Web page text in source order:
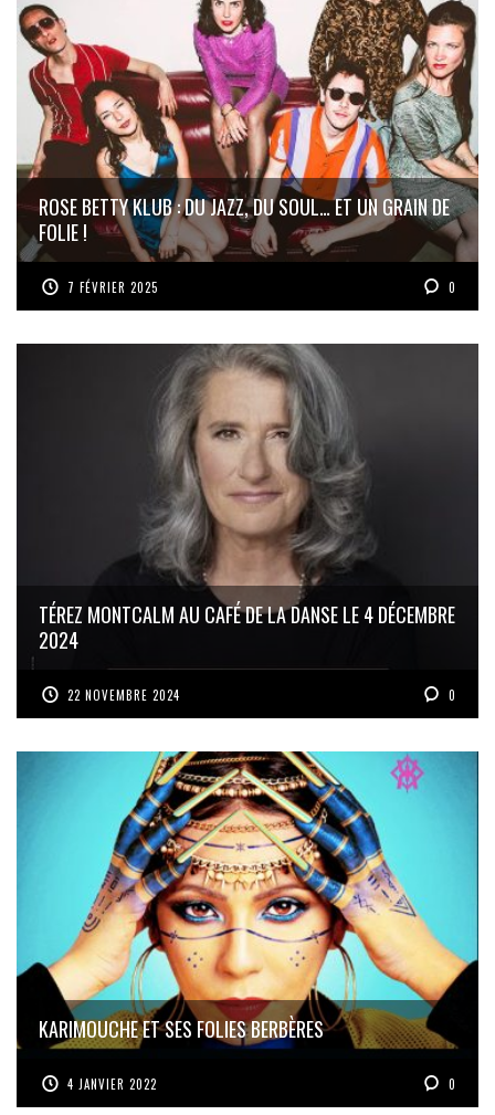
ROSE BETTY KLUB : DU JAZZ, DU SOUL… ET UN GRAIN DE
FOLIE !
7 FÉVRIER 2025 0
TÉREZ MONTCALM AU CAFÉ DE LA DANSE LE 4 DÉCEMBRE
2024
22 NOVEMBRE 2024 0
KARIMOUCHE ET SES FOLIES BERBÈRES
4 JANVIER 2022 0